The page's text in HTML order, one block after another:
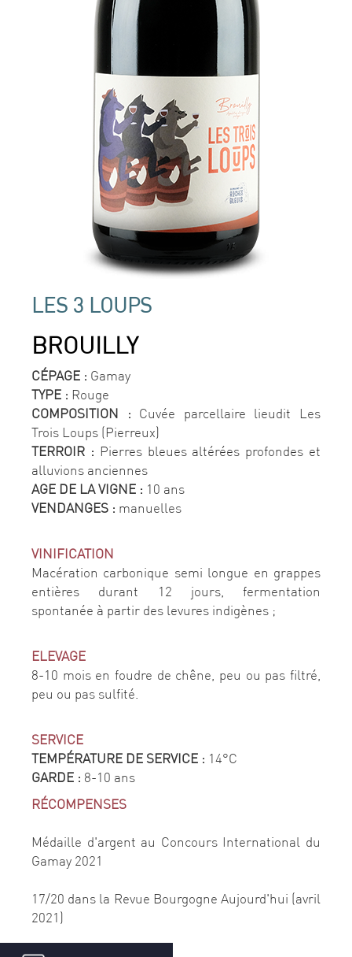
LES 3 LOUPS
BROUILLY
CÉPAGE : Gamay
TYPE : Rouge
COMPOSITION : Cuvée parcellaire lieudit Les
Trois Loups (Pierreux)
TERROIR : Pierres bleues altérées profondes et
alluvions anciennes
AGE DE LA VIGNE : 10 ans
VENDANGES : manuelles
VINIFICATION
Macération carbonique semi longue en grappes
entières durant 12 jours, fermentation
spontanée à partir des levures indigènes ;
ELEVAGE
8-10 mois en foudre de chêne, peu ou pas filtré,
peu ou pas sulfité.
SERVICE
TEMPÉRATURE DE SERVICE : 14°C
GARDE : 8-10 ans
RÉCOMPENSES
Médaille d'argent au Concours International du
Gamay 2021
17/20 dans la Revue Bourgogne Aujourd'hui (avril
2021)